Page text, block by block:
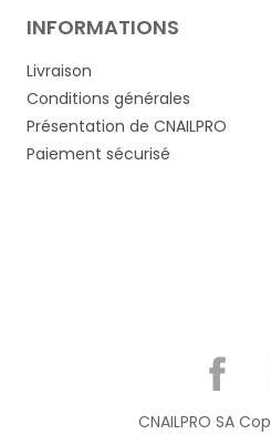
INFORMATIONS
Livraison
Conditions générales
Présentation de CNAILPRO
Paiement sécurisé
CNAILPRO SA